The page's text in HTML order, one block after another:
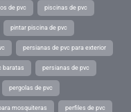
de pvc piscinas de pvc
pintar piscina de pvc
persianas de pvc para exterior
baratas persianas de pvc
pergolas de pvc
mosquiteras perfiles de pvc